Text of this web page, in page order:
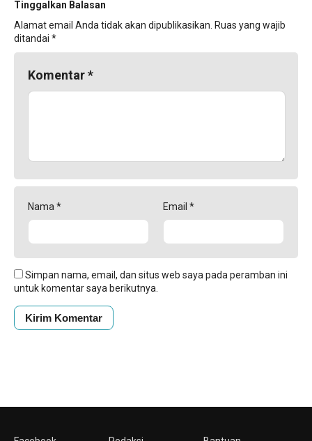
Tinggalkan Balasan
Alamat email Anda tidak akan dipublikasikan. Ruas yang wajib
ditandai *
Komentar*
Nama * Email *
Simpan nama, email, dan situs web saya pada peramban ini
untuk komentar saya berikutnya.